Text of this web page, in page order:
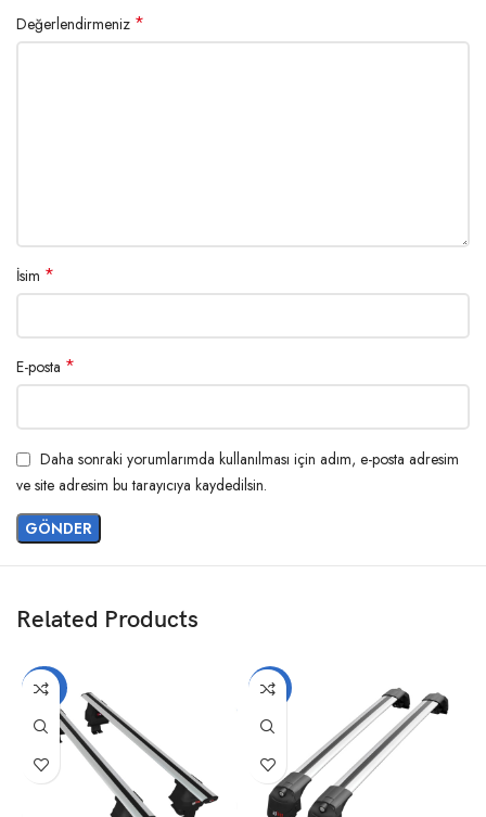
Değerlendirmeniz *
İsim *
E-posta *
Daha sonraki yorumlarımda kullanılması için adım, e-posta adresim
ve site adresim bu tarayıcıya kaydedilsin.
Related Products
-20% -14%